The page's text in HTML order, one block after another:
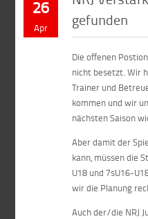
26
Apr
gefunden
Die offenen
nicht besetzt. Wir
Trainer und
kommen und wir
nächsten Saison
Aber damit der
kann, müssen die
U18 und 7sU16-
wir die Planung
Auch der/die NRJ